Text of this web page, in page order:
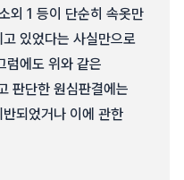
외 1 등이 단순히 속옷만
있었다는 사실만으로
럼에도 위와 같은
판단한 원심판결에는
되었거나 이에 관한